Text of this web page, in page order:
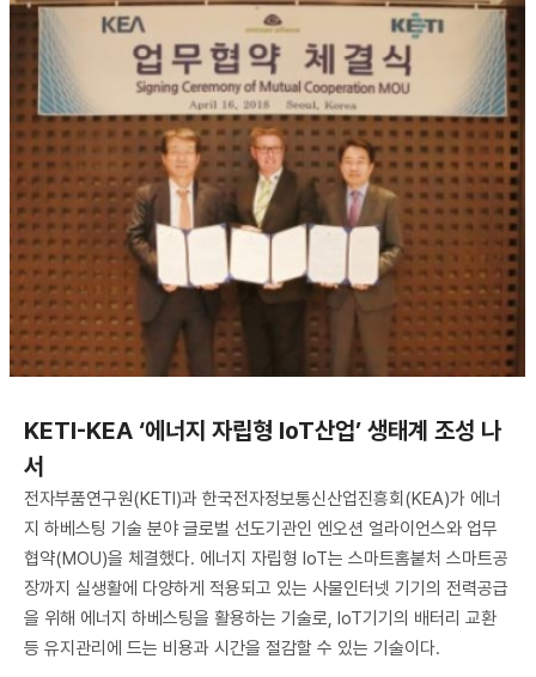
KETI-KEA ‘에너지 자립형 IoT산업’ 생태계 조성 나
서
전자부품연구원(KETI)과 한국전자정보통신산업진흥회(KEA)가 에너
지 하베스팅 기술 분야 글로벌 선도기관인 엔오션 얼라이언스와 업무
협약(MOU)을 체결했다. 에너지 자립형 IoT는 스마트홈붙처 스마트공
장까지 실생활에 다양하게 적용되고 있는 사물인터넷 기기의 전력공급
을 위해 에너지 하베스팅을 활용하는 기술로, IoT기기의 배터리 교환
등 유지관리에 드는 비용과 시간을 절감할 수 있는 기술이다.